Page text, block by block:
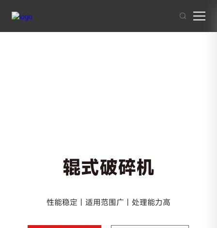
辊式破碎机
性能稳定 | 适用范围广 | 处理能力高